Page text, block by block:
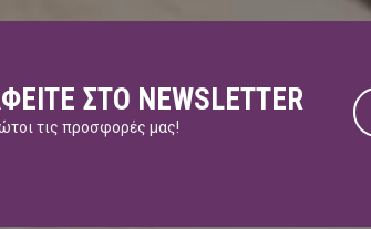
ΣΤΟ NEWSLETTER
τις προσφορές μας!